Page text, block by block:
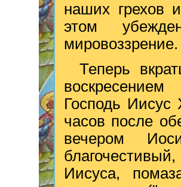
наших грехов
этом
мировоззрение.
Теперь
Господь Иисус
часов после
вечером
Иисуса,